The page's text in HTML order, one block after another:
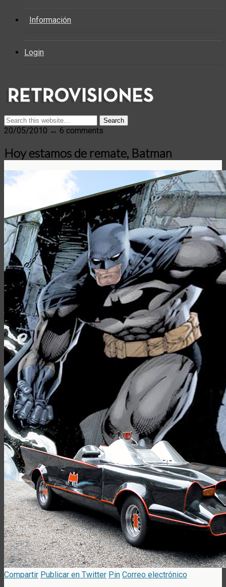
Información
Login
20/05/2010 ↔ 6 comments
Hoy estamos de remate, Batman
Compartir Publicar en Twitter Pin Correo electrónico